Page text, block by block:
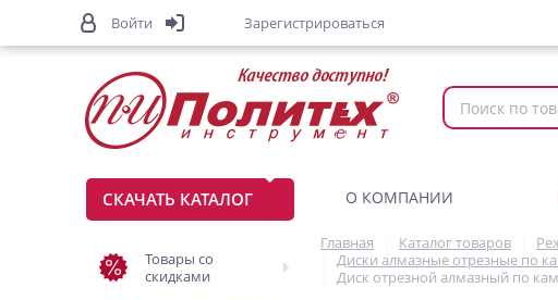
СКАЧАТЬ КАТАЛОГ
Товары со
скидками
О КОМПАНИИ
Главная Каталог товаров
Диски алмазные отрезные по
Диск отрезной алмазный по
Войти Зарегистрироваться